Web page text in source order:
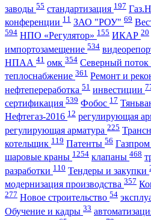
заводы 55 стандартизация 197
конференции 11 ЗАО "РОУ" 69
594 НПО «Регулятор» 155 ИКАР 20
импортозамещение 534
НПАА 41 омк 354 Северный поток
теплоснабжение 361 Ремонт и
нефтепереработка 51 инвестиции
сертификация 539 Фобос 17
Нефтегаз-2016 12 регулирующая
регулирующая арматура 225
котельщик 119 Патенты 56 Газпром
шаровые краны 1254 клапаны 468
разработки 110 Тендеры и закупки
модернизация производства 357
277 Новое строительство 54
Обучение и кадры 33